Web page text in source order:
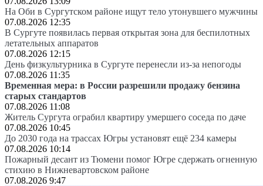
На Оби в Сургутском районе ищут тело утонувшего мужчины
07.08.2026 12:35
В Сургуте появилась первая открытая зона для беспилотных
летательных аппаратов
07.08.2026 12:15
День физкультурника в Сургуте перенесли из-за непогоды
07.08.2026 11:35
Временная мера: в России разрешили продажу бензина
старых стандартов
07.08.2026 11:08
Житель Сургута ограбил квартиру умершего соседа по даче
07.08.2026 10:45
До 2030 года на трассах Югры установят ещё 234 камеры
07.08.2026 10:14
Пожарный десант из Тюмени помог Югре сдержать огненную
стихию в Нижневартовском районе
07.08.2026 9:47